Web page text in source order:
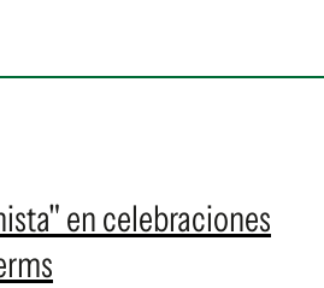
en celebraciones